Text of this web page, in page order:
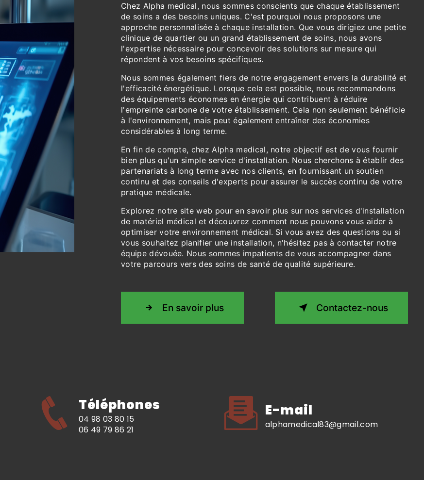
Chez Alpha medical, nous sommes conscients que chaque établissement
de soins a des besoins uniques. C'est pourquoi nous proposons une
approche personnalisée à chaque installation. Que vous dirigiez une petite
clinique de quartier ou un grand établissement de soins, nous avons
l'expertise nécessaire pour concevoir des solutions sur mesure qui
répondent à vos besoins spécifiques.
Nous sommes également fiers de notre engagement envers la durabilité et
l'efficacité énergétique. Lorsque cela est possible, nous recommandons
des équipements économes en énergie qui contribuent à réduire
l'empreinte carbone de votre établissement. Cela non seulement bénéficie
à l'environnement, mais peut également entraîner des économies
considérables à long terme.
En fin de compte, chez Alpha medical, notre objectif est de vous fournir
bien plus qu'un simple service d'installation. Nous cherchons à établir des
partenariats à long terme avec nos clients, en fournissant un soutien
continu et des conseils d'experts pour assurer le succès continu de votre
pratique médicale.
Explorez notre site web pour en savoir plus sur nos services d'installation
de matériel médical et découvrez comment nous pouvons vous aider à
optimiser votre environnement médical. Si vous avez des questions ou si
vous souhaitez planifier une installation, n'hésitez pas à contacter notre
équipe dévouée. Nous sommes impatients de vous accompagner dans
votre parcours vers des soins de santé de qualité supérieure.
En savoir plus Contactez-nous
Téléphones
04 98 03 80 15
06 49 79 86 21
E-mail
alphamedical83@gmail.com